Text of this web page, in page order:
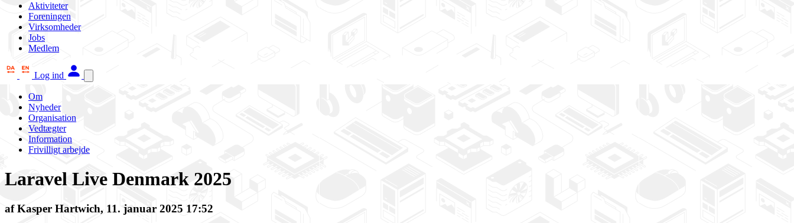
Aktiviteter
Foreningen
Virksomheder
Jobs
Medlem
Log ind
Om
Nyheder
Organisation
Vedtægter
Information
Frivilligt arbejde
Laravel Live Denmark 2025
af Kasper Hartwich, 11. januar 2025 17:52